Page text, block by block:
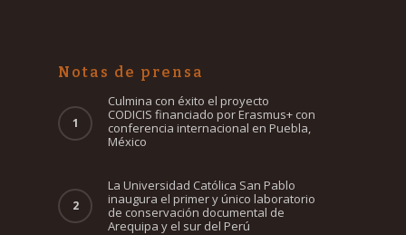
Notas de prensa
Culmina con éxito el proyecto
CODICIS financiado por Erasmus+ con
conferencia internacional en Puebla,
México
La Universidad Católica San Pablo
inaugura el primer y único laboratorio
de conservación documental de
Arequipa y el sur del Perú